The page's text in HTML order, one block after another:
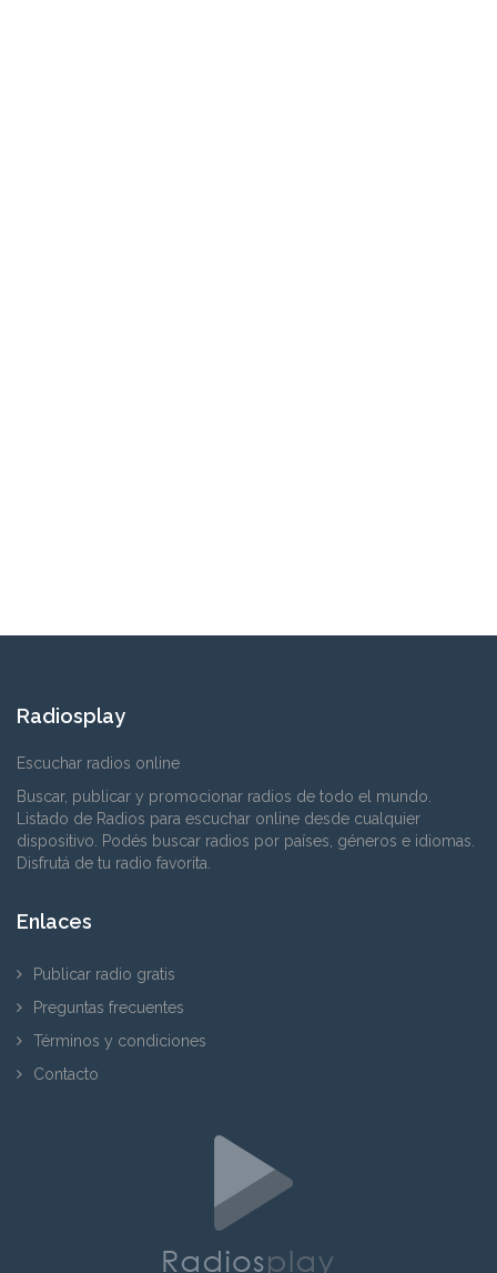
Radiosplay
Escuchar radios online
Buscar, publicar y promocionar radios de todo el mundo.
Listado de Radios para escuchar online desde cualquier
dispositivo. Podés buscar radios por países, géneros e idiomas.
Disfrutá de tu radio favorita.
Enlaces
Publicar radio gratis
Preguntas frecuentes
Términos y condiciones
Contacto